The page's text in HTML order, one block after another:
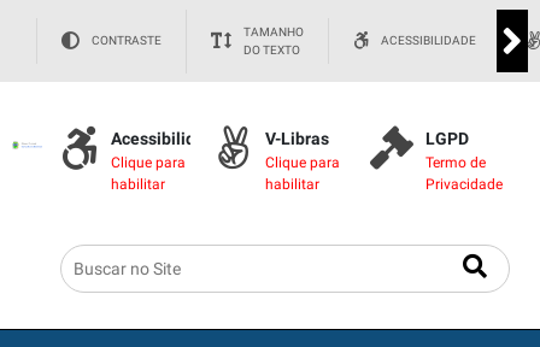
CONTRASTE
TAMANHO
DO TEXTO
ACESSIBILIDADE
Acessibilidade
Clique para
habilitar
V-Libras
Clique para
habilitar
LGPD
Termo de
Privacidade